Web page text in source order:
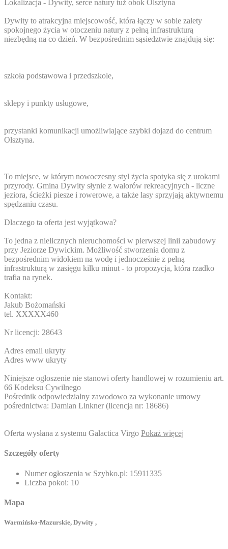
Lokalizacja - Dywity, serce natury tuż obok Olsztyna
Dywity to atrakcyjna miejscowość, która łączy w sobie zalety
spokojnego życia w otoczeniu natury z pełną infrastrukturą
niezbędną na co dzień. W bezpośrednim sąsiedztwie znajdują się:
szkoła podstawowa i przedszkole,
sklepy i punkty usługowe,
przystanki komunikacji umożliwiające szybki dojazd do centrum
Olsztyna.
To miejsce, w którym nowoczesny styl życia spotyka się z urokami
przyrody. Gmina Dywity słynie z walorów rekreacyjnych - liczne
jeziora, ścieżki piesze i rowerowe, a także lasy sprzyjają aktywnemu
spędzaniu czasu.
Dlaczego ta oferta jest wyjątkowa?
To jedna z nielicznych nieruchomości w pierwszej linii zabudowy
przy Jeziorze Dywickim. Możliwość stworzenia domu z
bezpośrednim widokiem na wodę i jednocześnie z pełną
infrastrukturą w zasięgu kilku minut - to propozycja, która rzadko
trafia na rynek.
Kontakt:
Jakub Bożomański
tel. XXXXX460
Nr licencji: 28643
Adres email ukryty
Adres www ukryty
Niniejsze ogłoszenie nie stanowi oferty handlowej w rozumieniu art.
66 Kodeksu Cywilnego
Pośrednik odpowiedzialny zawodowo za wykonanie umowy
pośrednictwa: Damian Linkner (licencja nr: 18686)
Oferta wysłana z systemu Galactica Virgo Pokaż więcej
Szczegóły oferty
Numer ogłoszenia w Szybko.pl: 15911335
Liczba pokoi: 10
Mapa
Warmińsko-Mazurskie, Dywity ,